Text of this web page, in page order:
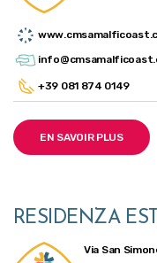
+39 081 874 0149
EN SAVOIR PLUS
RESIDENZA
Via San